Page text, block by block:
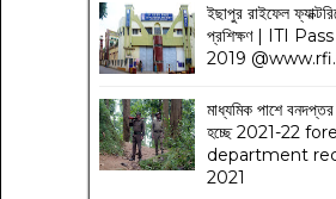
ইছাপুর রাইফেল
প্রশিক্ষণ | ITI Pass
2019
মাধ্যমিক পাশে বনদপ্তর
হচ্ছে 2021-22
department
2021